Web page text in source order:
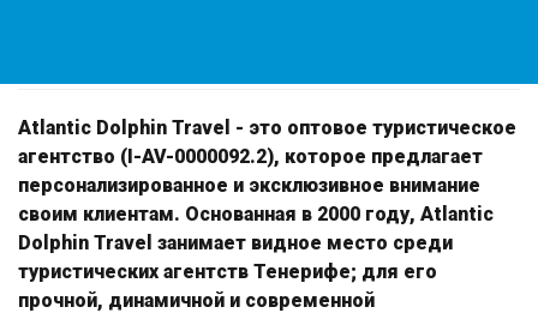
Atlantic Dolphin Travel - это оптовое туристическое
агентство (I-AV-0000092.2), которое предлагает
персонализированное и эксклюзивное внимание
своим клиентам. Основанная в 2000 году, Atlantic
Dolphin Travel занимает видное место среди
туристических агентств Тенерифе; для его
прочной, динамичной и современной